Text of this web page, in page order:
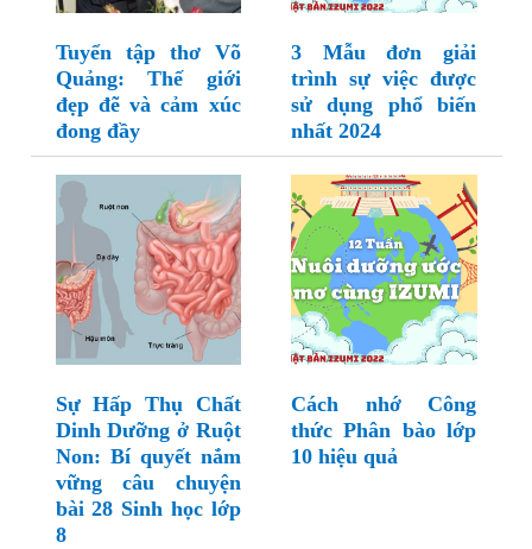
Tuyển tập thơ Võ
Quảng: Thế giới
đẹp đẽ và cảm xúc
đong đầy
3 Mẫu đơn giải
trình sự việc được
sử dụng phổ biến
nhất 2024
Sự Hấp Thụ Chất
Dinh Dưỡng ở Ruột
Non: Bí quyết nắm
vững câu chuyện
bài 28 Sinh học lớp
8
Cách nhớ Công
thức Phân bào lớp
10 hiệu quả